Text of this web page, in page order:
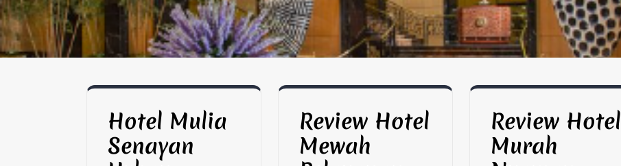
Hotel Mulia
Senayan
Review Hotel
Mewah
Review Hotel
Murah